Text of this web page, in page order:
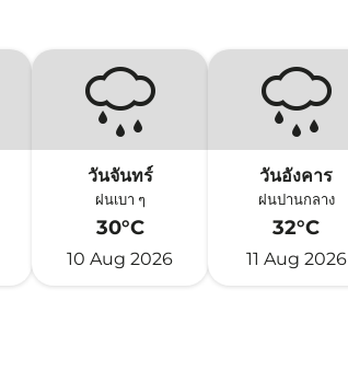
วันจันทร์
ฝนเบา ๆ
30°C
10 Aug 2026
วันอังคาร
ฝนปานกลาง
32°C
11 Aug 2026